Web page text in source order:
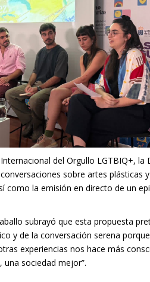
del Orgullo LGTBIQ+, la
conversaciones sobre artes plásticas
como la emisión en directo de un
subrayó que esta propuesta
y de la conversación serena
experiencias nos hace más
sociedad mejor”.